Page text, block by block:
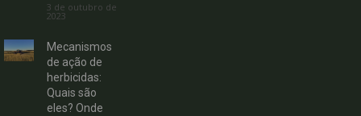
3 de outubro de
2023
Mecanismos
de ação de
herbicidas:
Quais são
eles? Onde